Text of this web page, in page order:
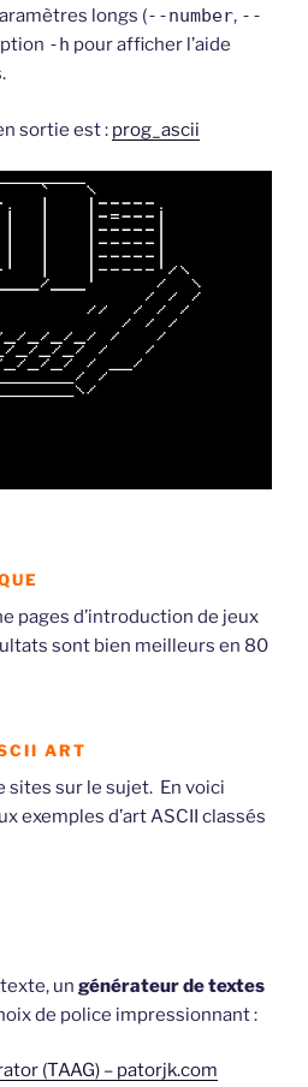
longs (--number, --
-h pour afficher l’aide
sortie est : prog_ascii
pages d’introduction de jeux
sont bien meilleurs en 80
ART
sites sur le sujet. En voici
exemples d’art ASCII classés
un générateur de textes
de police impressionnant :
(TAAG) – patorjk.com